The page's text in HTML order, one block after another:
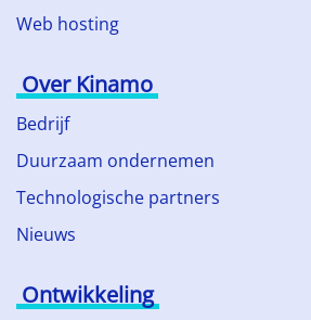
Web hosting
Over Kinamo
Bedrijf
Duurzaam ondernemen
Technologische partners
Nieuws
Ontwikkeling